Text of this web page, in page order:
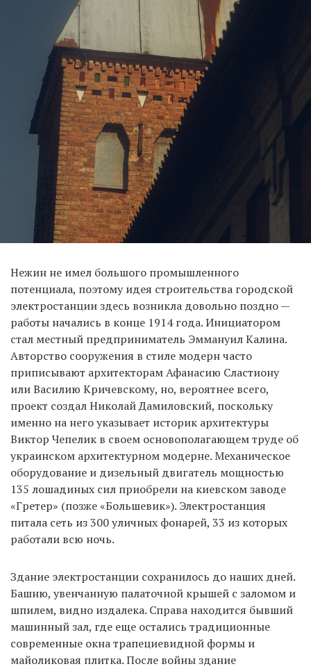
Нежин не имел большого промышленного
потенциала, поэтому идея строительства городской
электростанции здесь возникла довольно поздно —
работы начались в конце 1914 года. Инициатором
стал местный предприниматель Эммануил Калина.
Авторство сооружения в стиле модерн часто
приписывают архитекторам Афанасию Сластиону
или Василию Кричевскому, но, вероятнее всего,
проект создал Николай Дамиловский, поскольку
именно на него указывает историк архитектуры
Виктор Чепелик в своем основополагающем труде об
украинском архитектурном модерне. Механическое
оборудование и дизельный двигатель мощностью
135 лошадиных сил приобрели на киевском заводе
«Гретер» (позже «Большевик»). Электростанция
питала сеть из 300 уличных фонарей, 33 из которых
работали всю ночь.
Здание электростанции сохранилось до наших дней.
Башню, увенчанную палаточной крышей с заломом и
шпилем, видно издалека. Справа находится бывший
машинный зал, где еще остались традиционные
современные окна трапециевидной формы и
майоликовая плитка. После войны здание